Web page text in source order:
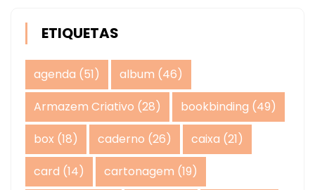
ETIQUETAS
agenda (51) album (46)
Armazem Criativo (28) bookbinding (49)
box (18) caderno (26) caixa (21)
card (14) cartonagem (19)